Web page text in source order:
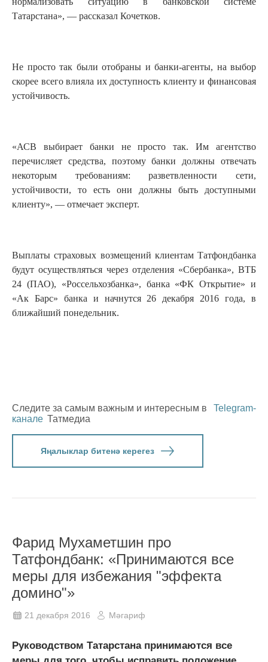
Татарстана», — рассказал Кочетков.
Не просто так были отобраны и банки-агенты, на выбор
скорее всего влияла их доступность клиенту и финансовая
устойчивость.
«АСВ выбирает банки не просто так. Им агентство
перечисляет средства, поэтому банки должны отвечать
некоторым требованиям: разветвленности сети,
устойчивости, то есть они должны быть доступными
клиенту», — отмечает эксперт.
Выплаты страховых возмещений клиентам Татфондбанка
будут осуществляться через отделения «Сбербанка», ВТБ
24 (ПАО), «Россельхозбанка», банка «ФК Открытие» и
«Ак Барс» банка и начнутся 26 декабря 2016 года, в
ближайший понедельник.
Следите за самым важным и интересным в
Telegram-
канале Татмедиа
Яңалыклар битенә керегез
Фарид Мухаметшин про
Татфондбанк: «Принимаются все
меры для избежания "эффекта
домино"»
21 декабря 2016 Мәгариф
Руководством Татарстана принимаются все